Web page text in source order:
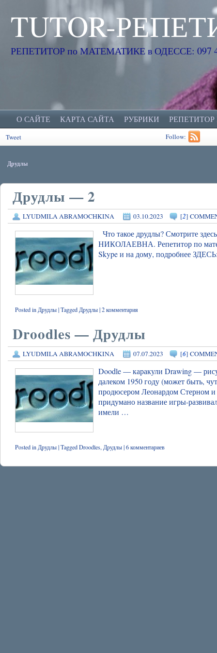
TUTOR-
РЕПЕТИТОР по МАТЕМАТИКЕ в ОДЕССЕ: 097
О САЙТЕ КАРТА САЙТА РУБРИКИ
Tweet Follow:
Друдлы
Друдлы — 2
LYUDMILA ABRAMOCHKINA 03.10.2023 [2]
Что такое друдлы?
НИКОЛАЕВНА. Репетитор по
Skype и на дому, подробнее
Posted in Друдлы|Tagged Друдлы|2 комментария
Droodles — Друдлы
LYUDMILA ABRAMOCHKINA 07.07.2023 [6]
Doodle — каракули Drawing —
далеком 1950 году (может быть,
продюсером Леонардом Стерном
придумано название игры-
имели …
Posted in Друдлы|TaggedDroodles, Друдлы|6 комментариев